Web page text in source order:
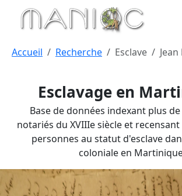
Aller au contenu principal
Esclavage en
Base de données indexant plus de
notariés du XVIIIe siècle et recensant
personnes au statut d'esclave
coloniale en
Accueil Recherche Esclave